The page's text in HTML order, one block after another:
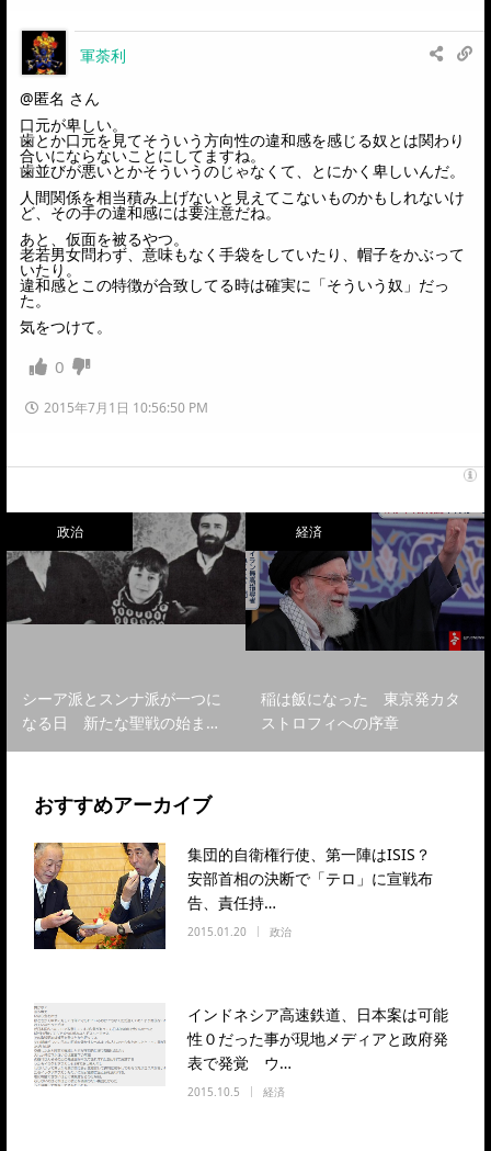
軍荼利
@匿名 さん
口元が卑しい。
歯とか口元を見てそういう方向性の違和感を感じる奴とは関わり
合いにならないことにしてますね。
歯並びが悪いとかそういうのじゃなくて、とにかく卑しいんだ。
人間関係を相当積み上げないと見えてこないものかもしれないけ
ど、その手の違和感には要注意だね。
あと、仮面を被るやつ。
老若男女問わず、意味もなく手袋をしていたり、帽子をかぶって
いたり。
違和感とこの特徴が合致してる時は確実に「そういう奴」だっ
た。
気をつけて。
0
2015年7月1日 10:56:50 PM
政治
シーア派とスンナ派が一つに
なる日 新たな聖戦の始ま…
経済
稲は飯になった 東京発カタ
ストロフィへの序章
おすすめアーカイブ
集団的自衛権行使、第一陣はISIS？
安部首相の決断で「テロ」に宣戦布
告、責任持…
2015.01.20 政治
インドネシア高速鉄道、日本案は可能
性０だった事が現地メディアと政府発
表で発覚 ウ…
2015.10.5 経済